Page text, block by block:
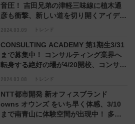
2024.03.09 トレンド
音圧！ 吉田兄弟の津軽三味線に植木通
彦も衝撃、新しい道を切り開くアイデア
2024.03.08 トレンド
CONSULTING ACADEMY 第1期生3/31
まで募集中！ コンサルティング業界へ
転身する絶好の場が4/20開校、コンサル
NTT都市開発 新オフィスブランド
owns オウンズ をいち早く体感、3/10
まで南青山に体験空間が出現中！ 多彩